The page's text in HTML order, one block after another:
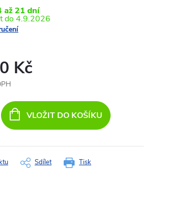
až 21 dní
4.9.2026
Kč
VLOŽIT DO KOŠÍKU
Tisk
Sdílet